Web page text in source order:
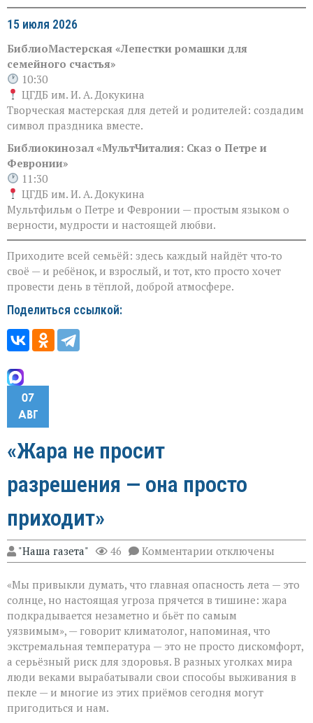
15 июля 2026
БиблиоМастерская «Лепестки ромашки для
семейного счастья»
10:30
ЦГДБ им. И. А. Докукина
Творческая мастерская для детей и родителей: создадим
символ праздника вместе.
Библиокинозал «МультЧиталия: Сказ о Петре и
Февронии»
11:30
ЦГДБ им. И. А. Докукина
Мультфильм о Петре и Февронии — простым языком о
верности, мудрости и настоящей любви.
Приходите всей семьёй: здесь каждый найдёт что‑то
своё — и ребёнок, и взрослый, и тот, кто просто хочет
провести день в тёплой, доброй атмосфере.
Поделиться ссылкой:
07
АВГ
«Жара не просит
разрешения — она просто
приходит»
"Наша газета" 46 Комментарии к
записи
не
просит
разрешения — она
просто
приходит»
отключены
«Мы привыкли думать, что главная опасность лета — это
солнце, но настоящая угроза прячется в тишине: жара
подкрадывается незаметно и бьёт по самым
уязвимым», — говорит климатолог, напоминая, что
экстремальная температура — это не просто дискомфорт,
а серьёзный риск для здоровья. В разных уголках мира
люди веками вырабатывали свои способы выживания в
пекле — и многие из этих приёмов сегодня могут
пригодиться и нам.